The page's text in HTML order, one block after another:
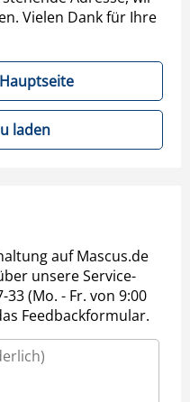
Vielen Dank für Ihre
laden
auf Mascus.de
unsere Service-
33 (Mo. - Fr. von 9:00
Feedbackformular.